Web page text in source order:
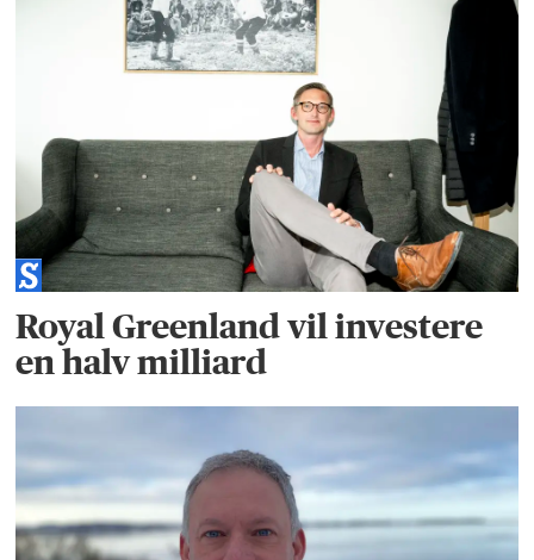
Royal Greenland vil investere
en halv milliard